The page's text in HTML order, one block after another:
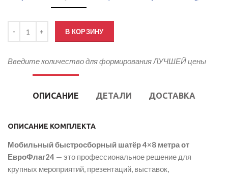
В КОРЗИНУ
Введите количество для формирования ЛУЧШЕЙ цены
ОПИСАНИЕ ДЕТАЛИ ДОСТАВКА
ОПИСАНИЕ КОМПЛЕКТА
Мобильный быстросборный шатёр 4×8 метра от
ЕвроФлаг24 — это профессиональное решение для
крупных мероприятий, презентаций, выставок,